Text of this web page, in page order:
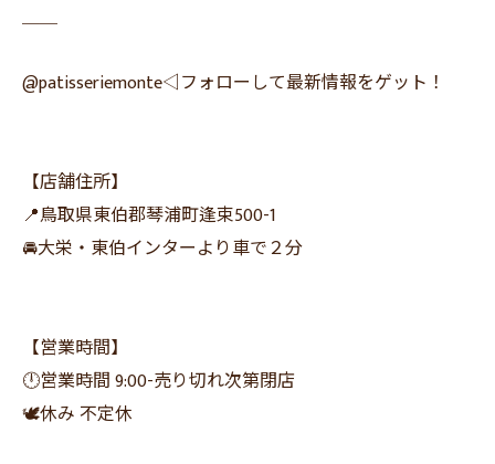
＿＿
@patisseriemonte◁フォローして最新情報をゲット！
【店舗住所】
📍鳥取県東伯郡琴浦町逢束500-1
🚘大栄・東伯インターより車で２分
【営業時間】
🕛営業時間 9:00-売り切れ次第閉店
🕊休み 不定休